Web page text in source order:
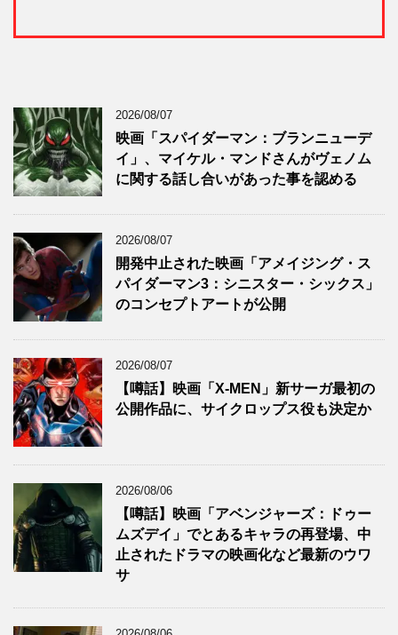
2026/08/07
映画「スパイダーマン：ブランニューデ
イ」、マイケル・マンドさんがヴェノム
に関する話し合いがあった事を認める
2026/08/07
開発中止された映画「アメイジング・ス
パイダーマン3：シニスター・シックス」
のコンセプトアートが公開
2026/08/07
【噂話】映画「X-MEN」新サーガ最初の
公開作品に、サイクロップス役も決定か
2026/08/06
【噂話】映画「アベンジャーズ：ドゥー
ムズデイ」でとあるキャラの再登場、中
止されたドラマの映画化など最新のウワ
サ